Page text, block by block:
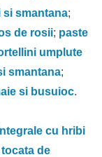
si smantana;
de rosii; paste
umplute
smantana;
si busuioc.
cu hribi
de